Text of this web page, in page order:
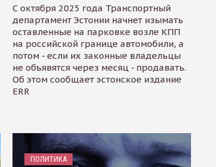
С октября 2025 года Транспортный
департамент Эстонии начнет изымать
оставленные на парковке возле КПП
на российской границе автомобили, а
потом - если их законные владельцы
не объявятся через месяц - продавать.
Об этом сообщает эстонское издание
ERR
ПОЛИТИКА